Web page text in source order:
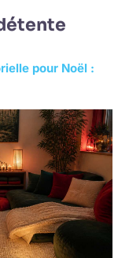
pour Noël :